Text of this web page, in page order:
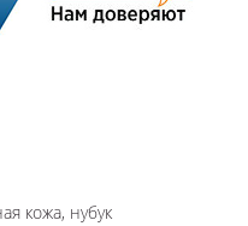
кожа, нубук